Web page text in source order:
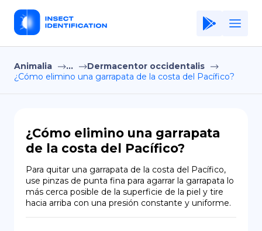
Home
Application
Terms of Use
Privacy Policy
ES
EN
Copiright © Niro ID
Animalia ...
Dermacentor occidentalis
¿Cómo elimino una garrapata de la costa del Pacífico?
¿Cómo elimino una garrapata
de la costa del Pacífico?
Para quitar una garrapata de la costa del Pacífico,
use pinzas de punta fina para agarrar la garrapata lo
más cerca posible de la superficie de la piel y tire
hacia arriba con una presión constante y uniforme.